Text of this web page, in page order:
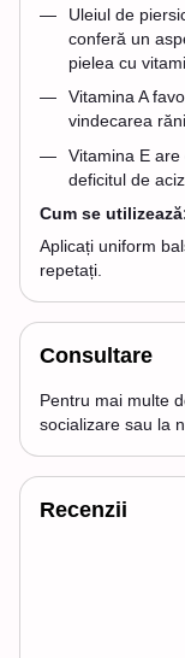
Uleiul de
conferă un
pielea cu
Vitamina A
vindecarea
Vitamina E
deficitul de
Cum se
Aplicați uniform
repetați.
Consultare
Pentru mai multe
socializare sau la
Recenzii